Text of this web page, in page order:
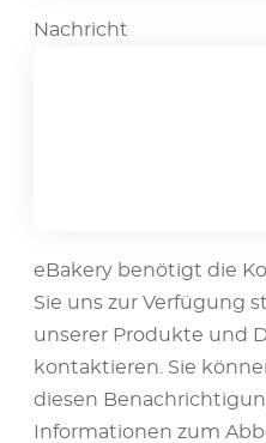
Nachricht
eBakery benötigt die
Sie uns zur Verfügung
unserer Produkte und
kontaktieren. Sie
diesen
Informationen zum